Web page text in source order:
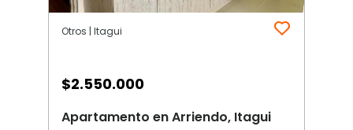
Otros | Itagui
$2.550.000
Apartamento en Arriendo, Itagui